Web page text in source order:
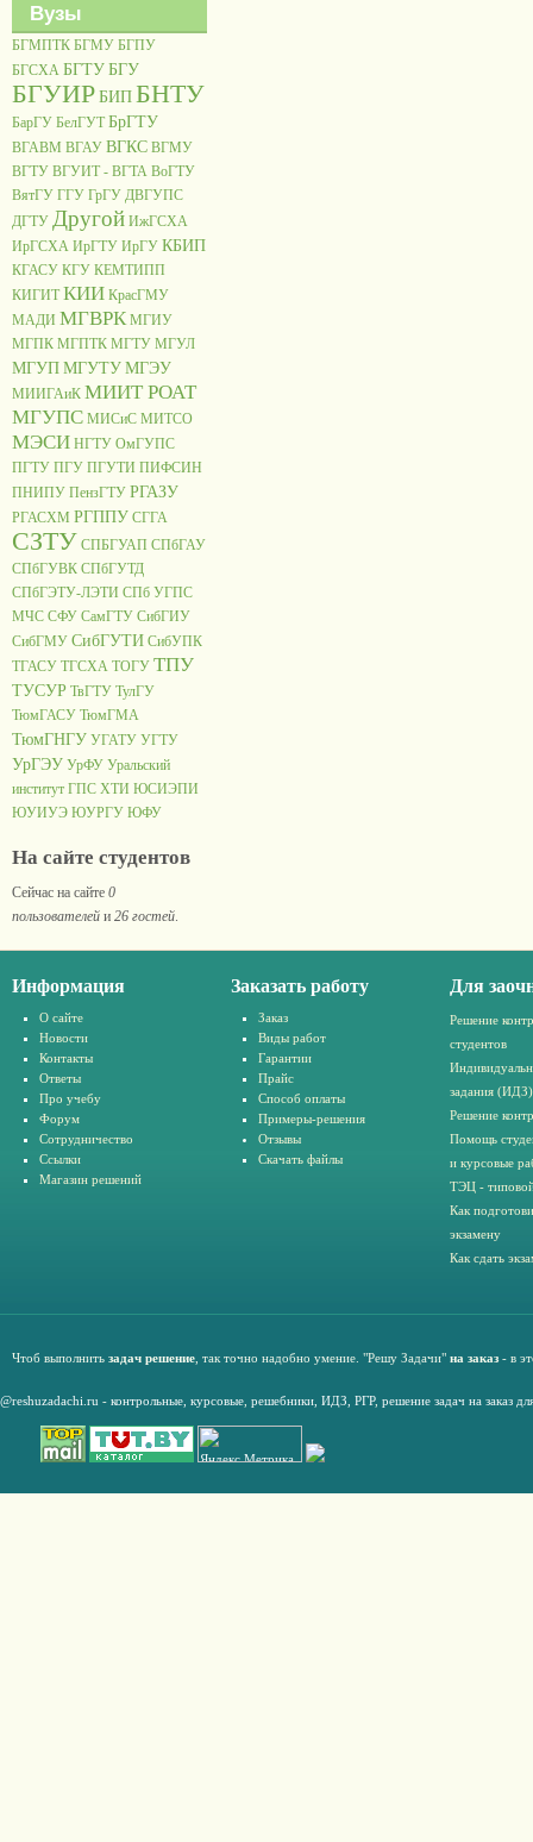
Вузы
БГМПТК БГМУ БГПУ
БГСХА БГТУБГУ
БГУИРБИПБНТУ
БарГУ БелГУТ БрГТУ
ВГАВМ ВГАУ ВГКС ВГМУ
ВГТУ ВГУИТ - ВГТА ВоГТУ
ВятГУ ГГУ ГрГУ ДВГУПС
ДГТУ Другой ИжГСХА
ИрГСХА ИрГТУ ИрГУ КБИП
КГАСУ КГУ КЕМТИПП
КИГИТ КИИ КрасГМУ
МАДИ МГВРК МГИУ
МГПК МГПТК МГТУ МГУЛ
МГУПМГУТУМГЭУ
МИИГАиК МИИТ РОАТ
МГУПС МИСиС МИТСО
МЭСИ НГТУ ОмГУПС
ПГТУ ПГУ ПГУТИ ПИФСИН
ПНИПУ ПензГТУ РГАЗУ
РГАСХМ РГППУ СГГА
СЗТУ СПБГУАП СПбГАУ
СПбГУВК СПбГУТД
СПбГЭТУ-ЛЭТИ СПб УГПС
МЧС СФУ СамГТУ СибГИУ
СибГМУ СибГУТИ СибУПК
ТГАСУ ТГСХА ТОГУ ТПУ
ТУСУР ТвГТУ ТулГУ
ТюмГАСУ ТюмГМА
ТюмГНГУ УГАТУ УГТУ
УрГЭУ УрФУ Уральский
институт ГПС ХТИ ЮСИЭПИ
ЮУИУЭ ЮУРГУ ЮФУ
На сайте студентов
Сейчас на сайте 0
пользователей и 26 гостей
Информация
О сайте
Новости
Контакты
Ответы
Про учебу
Форум
Сотрудничество
Ссылки
Магазин решений
Заказать работу
Заказ
Виды работ
Гарантии
Прайс
Способ оплаты
Примеры-решения
Отзывы
Скачать файлы
Для
Решение
студентов
задания (ИДЗ)
Решение
Помощь
и курсовые
ТЭЦ -
Как
экзамену
Как сдать
Чтоб выполнить задач решение , так точно надобно умение. "Решу Задачи" на заказ - в
@reshuzadachi.ru - контрольные, курсовые решебники, ИДЗ, РГР, решение задач на заказ